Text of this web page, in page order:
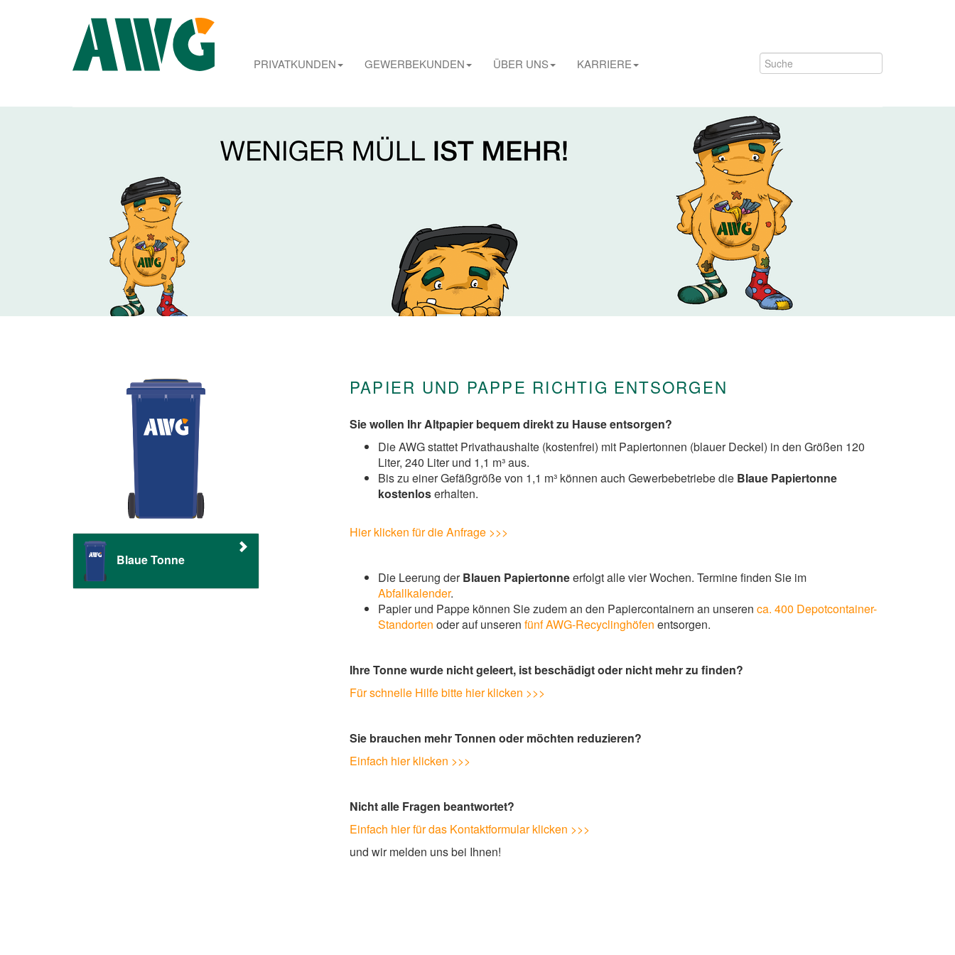
PRIVATKUNDEN GEWERBEKUNDEN ÜBER UNS KARRIERE
Blaue Tonne
PAPIER UND PAPPE RICHTIG ENTSORGEN
Sie wollen Ihr Altpapier bequem direkt zu Hause entsorgen?
Die AWG stattet Privathaushalte (kostenfrei) mit Papiertonnen (blauer Deckel) in den Größen 120
Liter, 240 Liter und 1,1 m³ aus.
Bis zu einer Gefäßgröße von 1,1 m³ können auch Gewerbebetriebe die Blaue Papiertonne
kostenloserhalten.
Hier klicken für die Anfrage >>>
Die Leerung derBlauen Papiertonneerfolgt alle vier Wochen. Termine finden Sie im
Abfallkalender.
Papier und Pappe können Sie zudem an den Papiercontainern an unseren ca. 400 Depotcontainer-
Standorten oder auf unseren fünf AWG-Recyclinghöfen entsorgen.
Ihre Tonne wurde nicht geleert, ist beschädigt oder nicht mehr zu finden?
Für schnelle Hilfe bitte hier klicken >>>
Sie brauchen mehr Tonnen oder möchten reduzieren?
Einfach hier klicken >>>
Nicht alle Fragen beantwortet?
Einfach hier für das Kontaktformular klicken >>>
und wir melden uns bei Ihnen!